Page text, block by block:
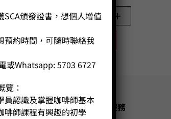
- +
BUY NOW
客戶服務
SCA頒發證書，想個人增值
預約時間，可隨時聯絡我
或Whatsapp: 5703 6727
覽：
員認識及掌握咖啡師基本
啡師課程有興趣的初學